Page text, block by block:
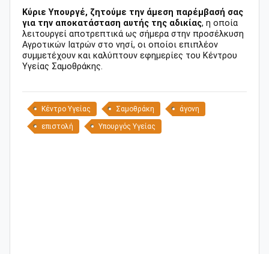
Κύριε Υπουργέ, ζητούμε την άμεση παρέμβασή σας
για την αποκατάσταση αυτής της αδικίας, η οποία
λειτουργεί αποτρεπτικά ως σήμερα στην προσέλκυση
Αγροτικών Ιατρών στο νησί, οι οποίοι επιπλέον
συμμετέχουν και καλύπτουν εφημερίες του Κέντρου
Υγείας Σαμοθράκης.
Κέντρο Υγείας Σαμοθράκη άγονη
επιστολή Υπουργός Υγείας